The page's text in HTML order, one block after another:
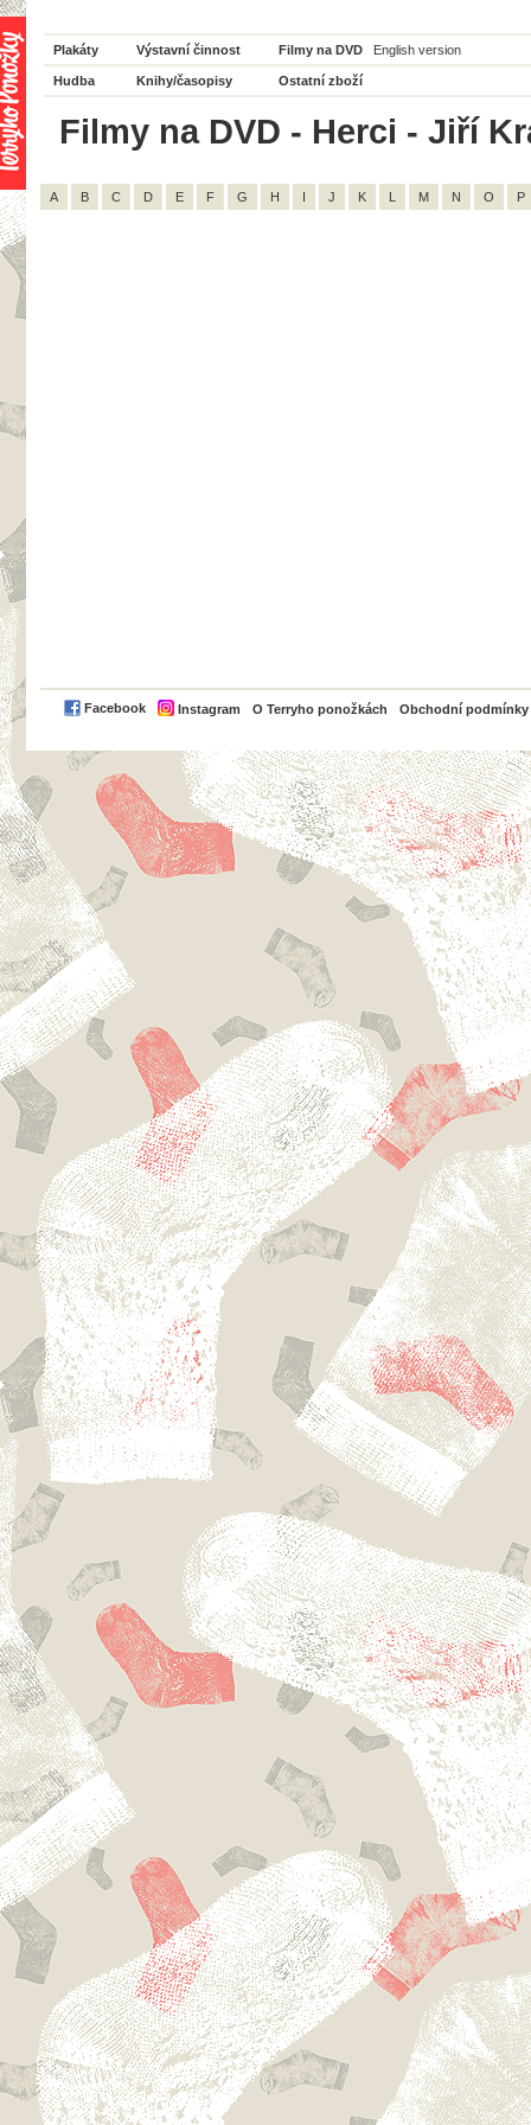
Plakáty Výstavní činnost Filmy na DVD English version
Hudba Knihy/časopisy Ostatní zboží
Filmy na DVD - Herci - Jiří
A B C D E F G H I J K L M N O P
Facebook Instagram O Terryho ponožkách Obchodní podmínky
PayPal